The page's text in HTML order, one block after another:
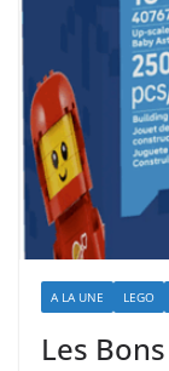
A LA UNE LEGO
Les